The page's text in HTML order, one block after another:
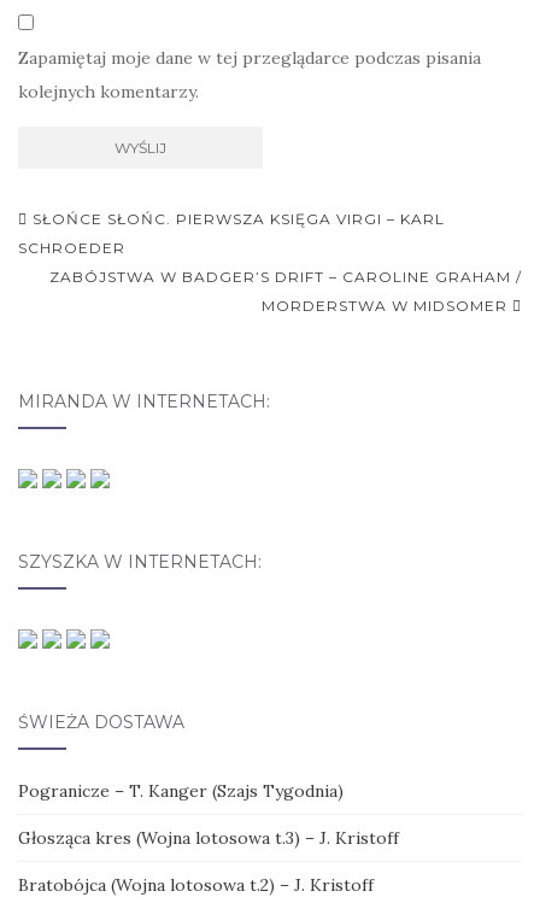
Zapamiętaj moje dane w tej przeglądarce podczas pisania
kolejnych komentarzy.
Nawigacja postu
SŁOŃCE SŁOŃC. PIERWSZA KSIĘGA VIRGI – KARL
SCHROEDER
ZABÓJSTWA W BADGER’S DRIFT – CAROLINE GRAHAM /
MORDERSTWA W MIDSOMER
MIRANDA W INTERNETACH:
SZYSZKA W INTERNETACH:
ŚWIEŻA DOSTAWA
Pogranicze – T. Kanger (Szajs Tygodnia)
Głosząca kres (Wojna lotosowa t.3) – J. Kristoff
Bratobójca (Wojna lotosowa t.2) – J. Kristoff